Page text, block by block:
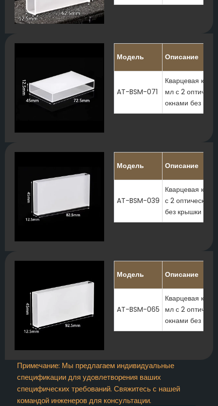
Модель Описание
AT-BSM-071
Кварцевая
мл с 2
окнами без
Модель Описание
AT-BSM-039
Кварцевая
с 2
без крышки
Модель Описание
AT-BSM-065
Кварцевая
мл с 2
окнами без
Примечание: Мы предлагаем индивидуальные
спецификации для удовлетворения ваших
специфических требований. Свяжитесь с нашей
командой инженеров для консультации.